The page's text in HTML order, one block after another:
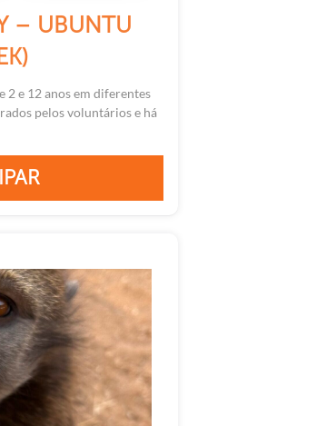
– UBUNTU
2 e 12 anos em diferentes
pelos voluntários e há